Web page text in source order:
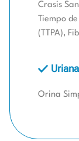
Crasis
Tiempo
(TTPA),
Orina